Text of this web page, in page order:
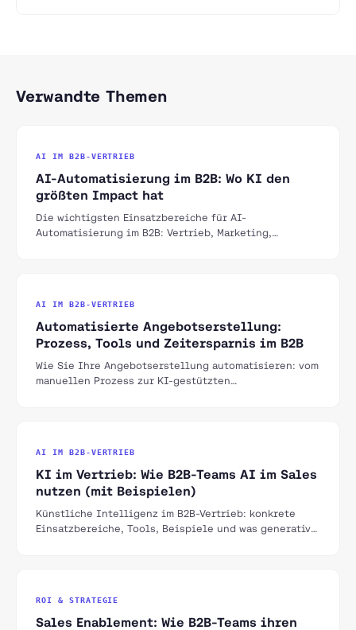
Verwandte Themen
AI IM B2B-VERTRIEB
AI-Automatisierung im B2B: Wo KI den
größten Impact hat
Die wichtigsten Einsatzbereiche für AI-
Automatisierung im B2B: Vertrieb, Marketing,
AI IM B2B-VERTRIEB
Automatisierte Angebotserstellung:
Prozess, Tools und Zeitersparnis im B2B
Wie Sie Ihre Angebotserstellung automatisieren: vom
manuellen Prozess zur KI-gestützten
AI IM B2B-VERTRIEB
KI im Vertrieb: Wie B2B-Teams AI im Sales
nutzen (mit Beispielen)
Künstliche Intelligenz im B2B-Vertrieb: konkrete
Einsatzbereiche, Tools, Beispiele und was generative
ROI & STRATEGIE
Sales Enablement: Wie B2B-Teams ihren